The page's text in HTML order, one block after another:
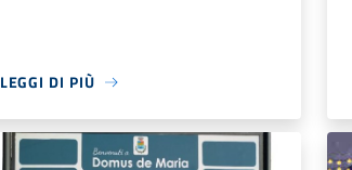
LEGGI DI PIÙ